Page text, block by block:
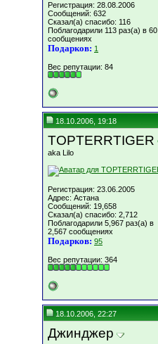
Регистрация: 28.08.2006
Сообщений: 632
Сказал(а) спасибо: 116
Поблагодарили 113 раз(а) в 60
сообщениях
Подарков: 1
Вес репутации: 84
18.10.2006, 19:18
TOPTERRTIGER
aka Lilo
Регистрация: 23.06.2005
Адрес: Астана
Сообщений: 19,658
Сказал(а) спасибо: 2,712
Поблагодарили 5,967 раз(а) в
2,567 сообщениях
Подарков: 95
Вес репутации: 364
18.10.2006, 22:27
Джинджер